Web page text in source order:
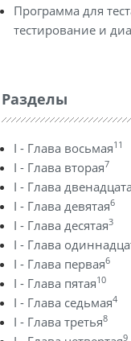
Программа для
тестирование и
Разделы
I - Глава восьмая11
I - Глава вторая7
I - Глава
I - Глава девятая6
I - Глава десятая3
I - Глава
I - Глава первая6
I - Глава пятая10
I - Глава седьмая4
I - Глава третья8
9